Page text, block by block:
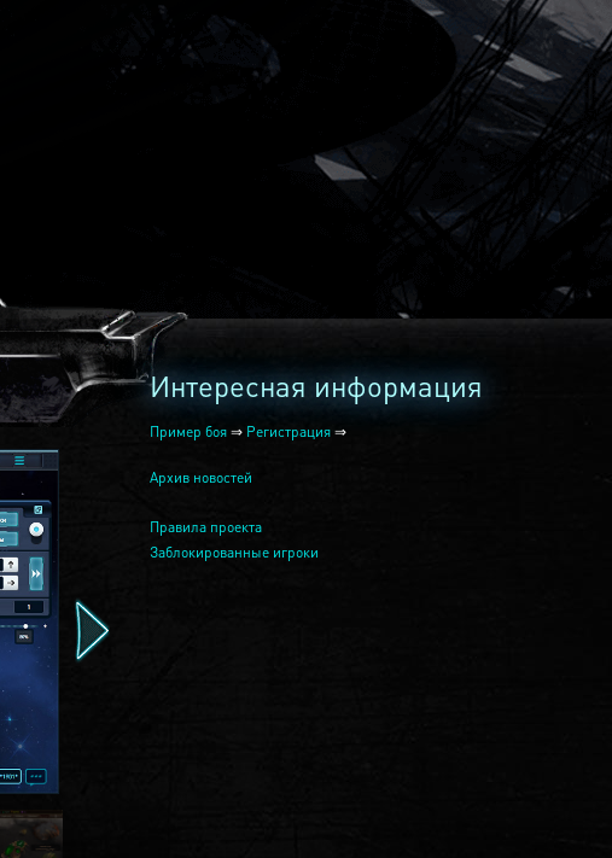
2240
Интересная информация
Пример боя ⇒ Регистрация ⇒
Архив новостей
Правила проекта
Заблокированные игроки